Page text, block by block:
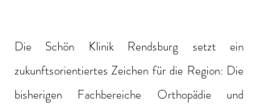
Die Schön Klinik Rendsburg setzt ein
zukunftsorientiertes Zeichen für die Region: Die
bisherigen Fachbereiche Orthopädie und